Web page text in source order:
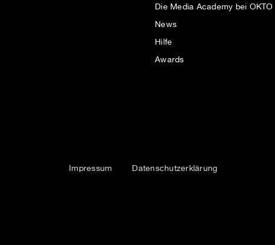
Die Media Academy bei OKTO
News
Hilfe
Awards
Impressum Datenschutzerklärung